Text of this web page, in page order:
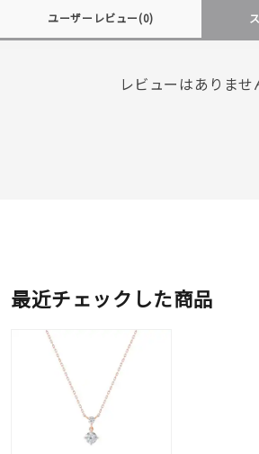
ユーザーレビュー(0)
レビューはありませ
最近チェックした商品